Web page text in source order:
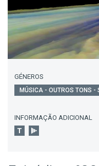
GÉNEROS
MÚSICA - OUTROS TONS -
INFORMAÇÃO ADICIONAL